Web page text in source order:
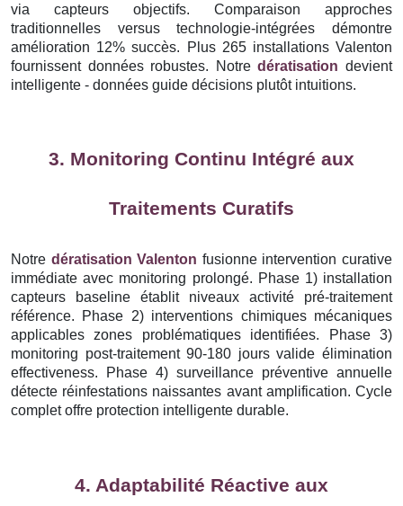
via capteurs objectifs. Comparaison approches
traditionnelles versus technologie-intégrées démontre
amélioration 12% succès. Plus 265 installations Valenton
fournissent données robustes. Notredératisation devient
intelligente - données guide décisions plutôt intuitions.
3. Monitoring Continu Intégré aux
Traitements Curatifs
Notre dératisation Valenton fusionne intervention curative
immédiate avec monitoring prolongé. Phase 1) installation
capteurs baseline établit niveaux activité pré-traitement
référence. Phase 2) interventions chimiques mécaniques
applicables zones problématiques identifiées. Phase 3)
monitoring post-traitement 90-180 jours valide élimination
effectiveness. Phase 4) surveillance préventive annuelle
détecte réinfestations naissantes avant amplification. Cycle
complet offre protection intelligente durable.
4. Adaptabilité Réactive aux